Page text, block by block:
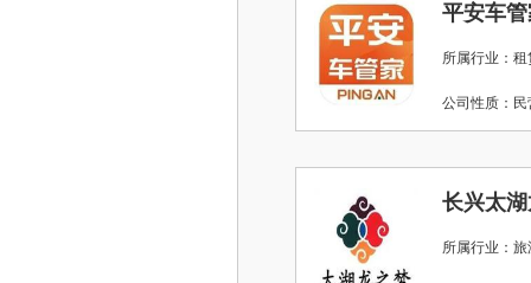
平安车
所属行业：租
公司性质
所属行业：旅